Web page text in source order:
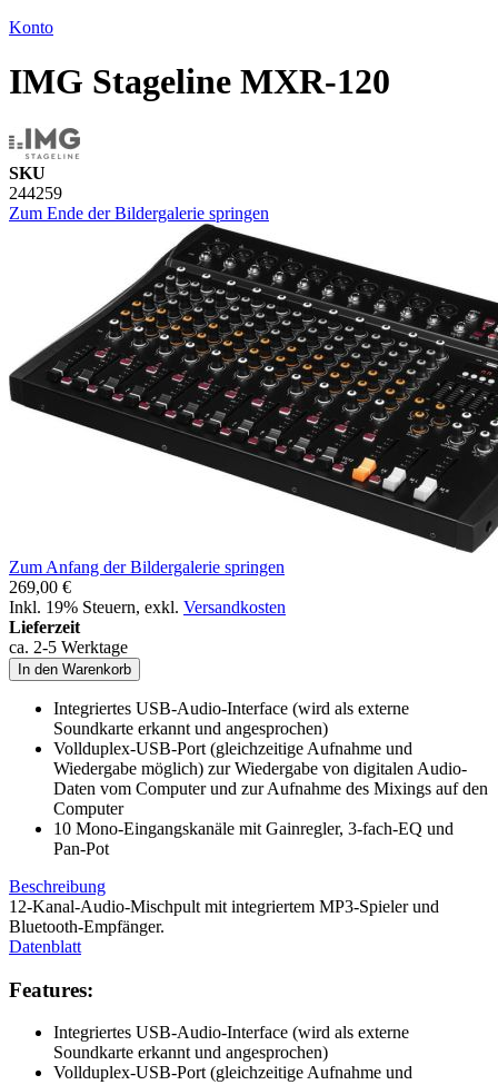
Konto
IMG Stageline MXR-120
SKU
244259
Zum Ende der Bildergalerie springen
Zum Anfang der Bildergalerie springen
269,00 €
Inkl. 19% Steuern, exkl. Versandkosten
Lieferzeit
ca. 2-5 Werktage
In den Warenkorb
Integriertes USB-Audio-Interface (wird als externe
Soundkarte erkannt und angesprochen)
Vollduplex-USB-Port (gleichzeitige Aufnahme und
Wiedergabe möglich) zur Wiedergabe von digitalen Audio-
Daten vom Computer und zur Aufnahme des Mixings auf den
Computer
10 Mono-Eingangskanäle mit Gainregler, 3-fach-EQ und
Pan-Pot
Beschreibung
12-Kanal-Audio-Mischpult mit integriertem MP3-Spieler und
Bluetooth-Empfänger.
Datenblatt
Features:
Integriertes USB-Audio-Interface (wird als externe
Soundkarte erkannt und angesprochen)
Vollduplex-USB-Port (gleichzeitige Aufnahme und